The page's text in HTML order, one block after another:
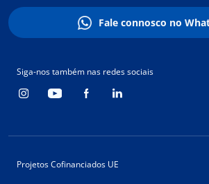
Fale connosco no
Siga-nos também nas redes sociais
Projetos Cofinanciados UE